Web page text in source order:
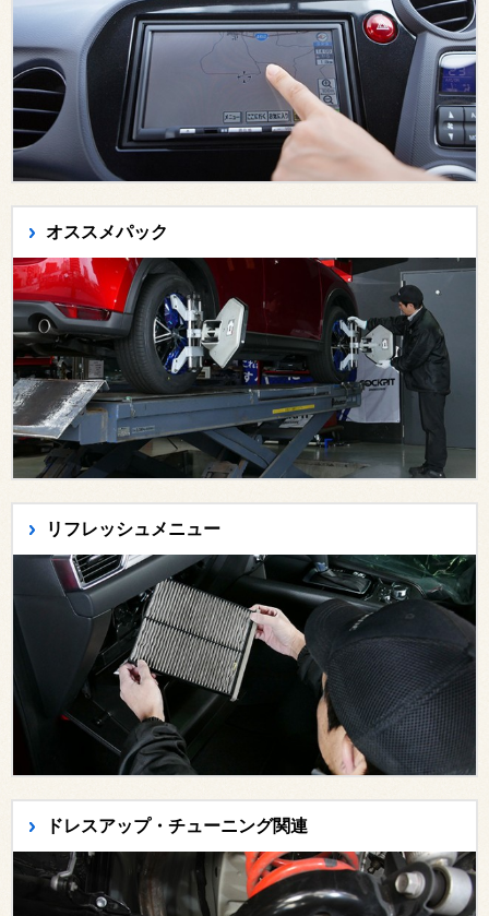
オススメパック
リフレッシュメニュー
ドレスアップ・チューニング関連